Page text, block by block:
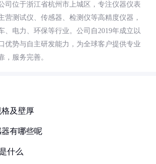
司位于浙江省杭州市上城区，专注仪器仪表
营测试仪、传感器、检测仪等高精度仪器，
、电力、环保等行业。公司自2019年成立以
优势与自主研发能力，为全球客户提供专业
，服务完善。
及壁厚
有哪些呢
什么